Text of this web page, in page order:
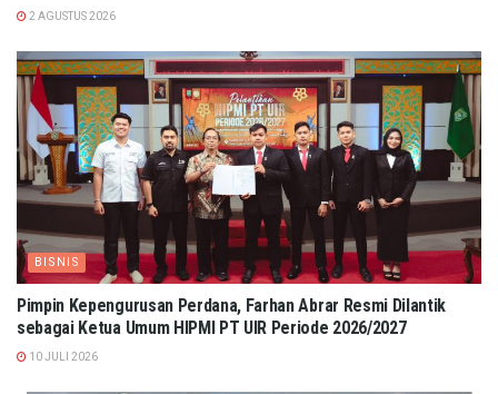
2 AGUSTUS 2026
BISNIS
Pimpin Kepengurusan Perdana, Farhan Abrar Resmi Dilantik
sebagai Ketua Umum HIPMI PT UIR Periode 2026/2027
10 JULI 2026